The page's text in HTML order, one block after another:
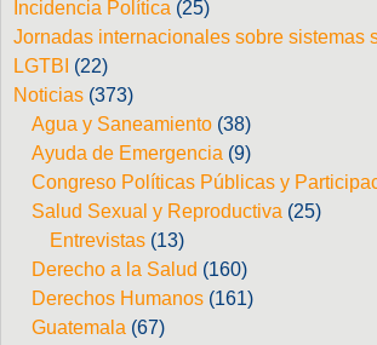
Incidencia Política (25)
Jornadas internacionales sobre sistemas
LGTBI (22)
Noticias (373)
Agua y Saneamiento (38)
Ayuda de Emergencia (9)
Congreso Políticas Públicas y
Salud Sexual y Reproductiva (25)
Entrevistas (13)
Derecho a la Salud (160)
Derechos Humanos (161)
Guatemala (67)